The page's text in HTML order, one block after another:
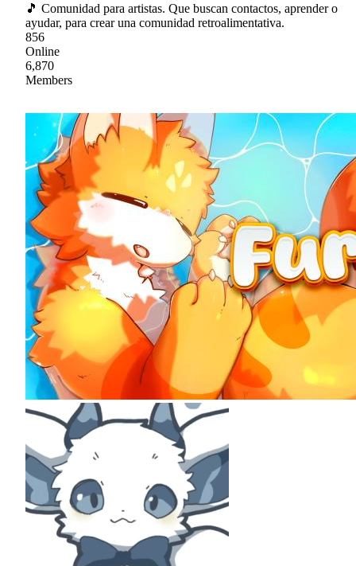
🎵 Comunidad para artistas. Que buscan contactos, aprender o
ayudar, para crear una comunidad retroalimentativa.
856
Online
6,870
Members